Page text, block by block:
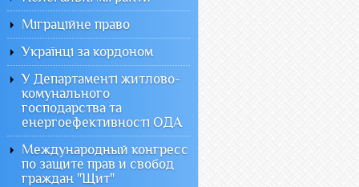
Міграційне право
Українці за кордоном
У Департаменті житлово-
комунального
господарства та
енергоефективності ОДА
Международный конгресс
по защите прав и свобод
граждан "Щит"